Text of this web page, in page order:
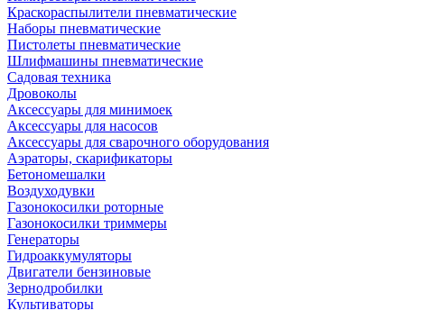
Краскораспылители пневматические
Наборы пневматические
Пистолеты пневматические
Шлифмашины пневматические
Садовая техника
Дровоколы
Аксессуары для минимоек
Аксессуары для насосов
Аксессуары для сварочного оборудования
Аэраторы, скарификаторы
Бетономешалки
Воздуходувки
Газонокосилки роторные
Газонокосилки триммеры
Генераторы
Гидроаккумуляторы
Двигатели бензиновые
Зернодробилки
Культиваторы